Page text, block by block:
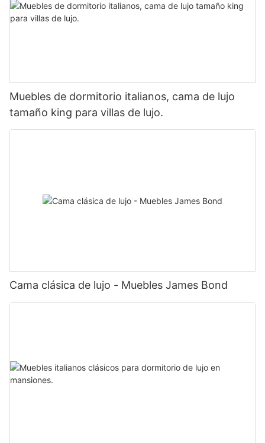
Muebles de dormitorio italianos, cama de lujo
tamaño king para villas de lujo.
Cama clásica de lujo - Muebles James Bond